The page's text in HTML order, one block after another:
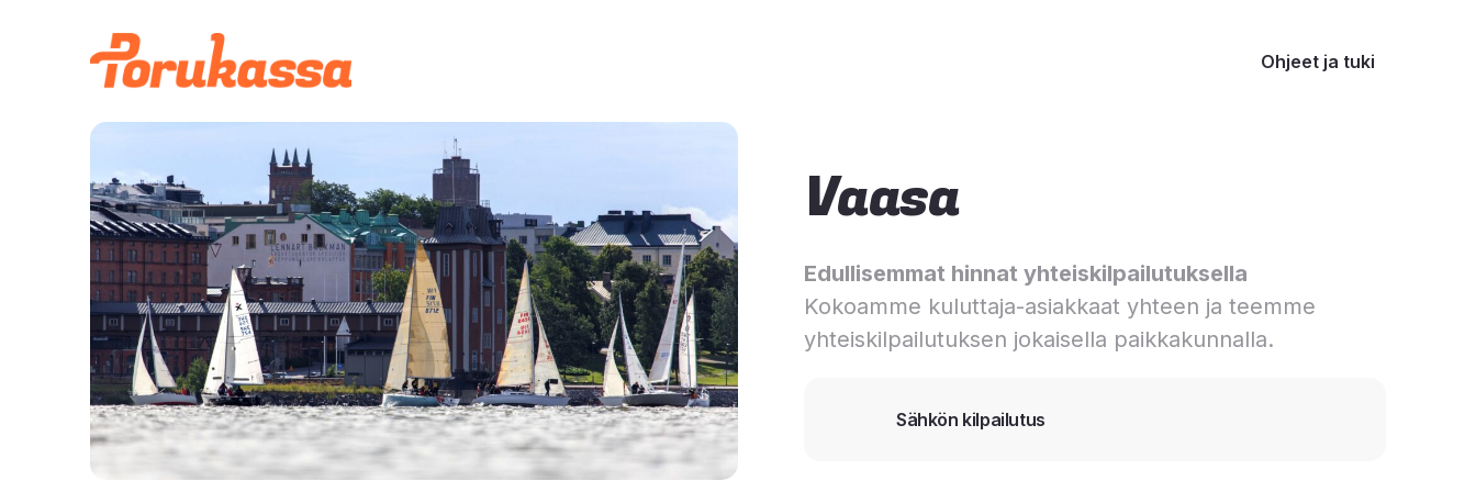
Ohjeet ja tuki
Vaasa
Edullisemmat hinnat yhteiskilpailutuksella
Kokoamme kuluttaja-asiakkaat yhteen ja teemme
yhteiskilpailutuksen jokaisella paikkakunnalla.
Sähkön kilpailutus